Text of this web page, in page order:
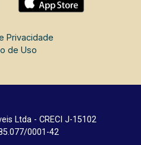
Privacidade
de Uso
Ltda - CRECI J-15102
0001-42